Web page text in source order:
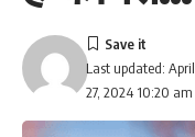
Last updated: April
27, 2024 10:20 am